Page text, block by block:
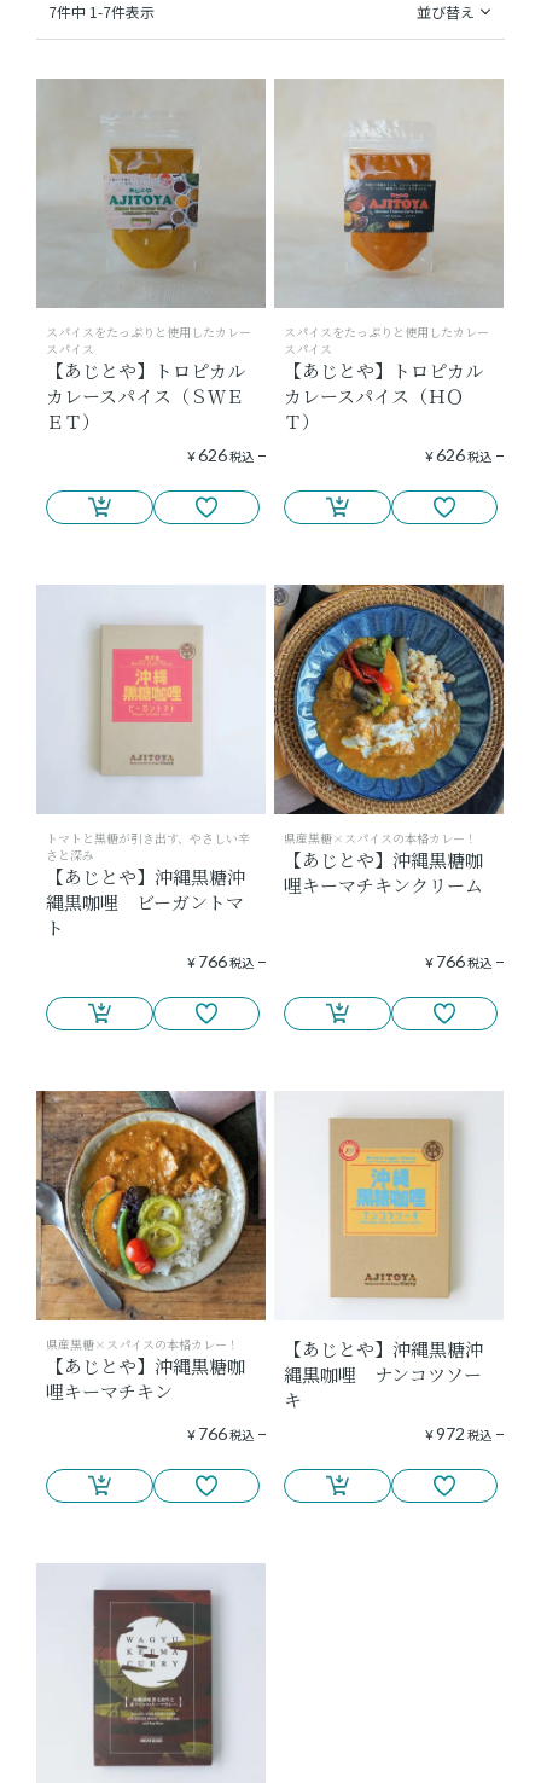
並び替え
7件中 1-7件表示
スパイスをたっぷりと使用したカレー
スパイス
【あじとや】トロピカル
カレースパイス（ＳＷＥ
ＥＴ）
¥626税込
スパイスをたっぷりと使用したカレー
スパイス
【あじとや】トロピカル
カレースパイス（ＨＯ
Ｔ）
¥626税込
トマトと黒糖が引き出す、やさしい辛
さと深み
【あじとや】沖縄黒糖沖
縄黒咖哩 ビーガントマ
ト
¥ 766税込
県産黒糖×スパイスの本格カレー！
【あじとや】沖縄黒糖咖
哩キーマチキンクリーム
¥ 766税込
県産黒糖×スパイスの本格カレー！
【あじとや】沖縄黒糖咖
哩キーマチキン
¥ 766税込
【あじとや】沖縄黒糖沖
縄黒咖哩 ナンコツソー
キ
¥972 税込